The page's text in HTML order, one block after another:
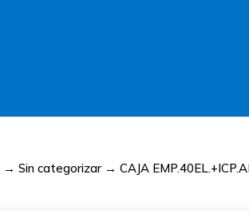
→Sin categorizar → CAJA